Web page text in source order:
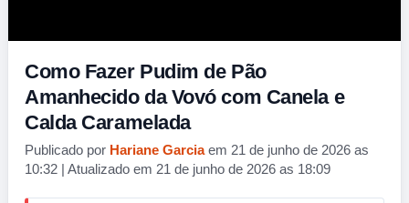
Como Fazer Pudim de Pão
Amanhecido da Vovó com Canela e
Calda Caramelada
Publicado por Hariane Garciaem 21 de junho de 2026 as
10:32 | Atualizado em 21 de junho de 2026 as 18:09